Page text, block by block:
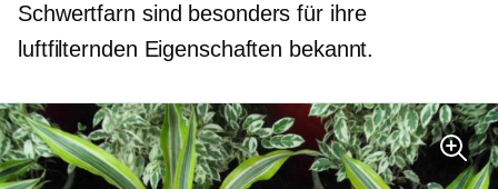
Schwertfarn sind besonders für ihre
luftfilternden Eigenschaften bekannt.